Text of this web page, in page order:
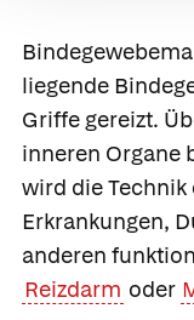
liegende
Griffe gereizt.
inneren Organe
wird die
Erkrankungen,
anderen
Reizdarm oder